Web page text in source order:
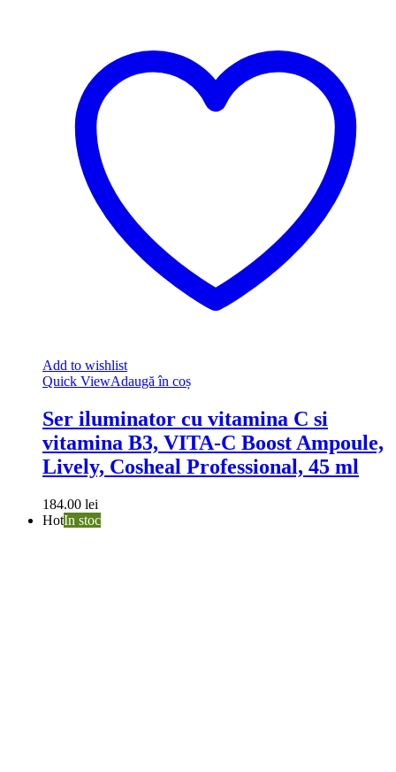
Add to wishlist
Quick ViewAdaugă în coș
Ser iluminator cu vitamina C si
vitamina B3, VITA-C Boost Ampoule,
Lively, Cosheal Professional, 45 ml
184.00 lei
HotIn stoc